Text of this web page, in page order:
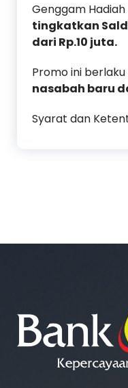
Genggam
tingkatkan
dari Rp.10 juta.
Promo ini
nasabah baru
Syarat dan